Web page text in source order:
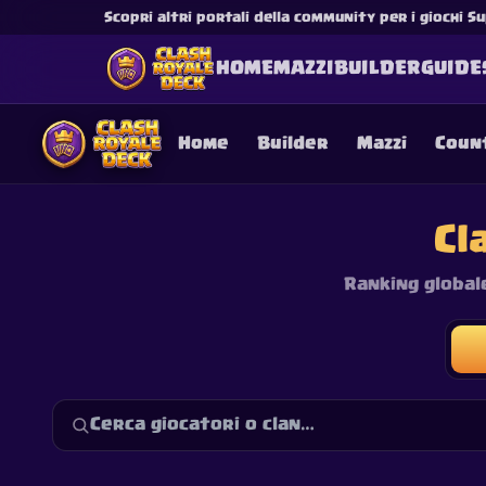
Scopri altri portali della community per i giochi
HOMEMAZZIBUILDERGUIDE
Home Builder Mazzi
Ranking
This content is not